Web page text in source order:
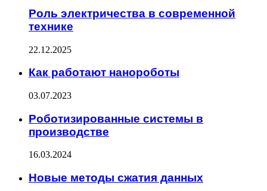
Роль электричества в современной
технике
22.12.2025
Как работают нанороботы
03.07.2023
Роботизированные системы в
производстве
16.03.2024
Новые методы сжатия данных